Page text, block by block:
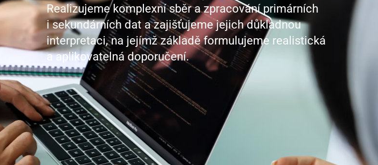
Realizujeme komplexní sběr a zpracování primárních
i sekundárních dat a zajišťujeme jejich důkladnou
interpretaci, na jejímž základě formulujeme realistická
a aplikovatelná doporučení.